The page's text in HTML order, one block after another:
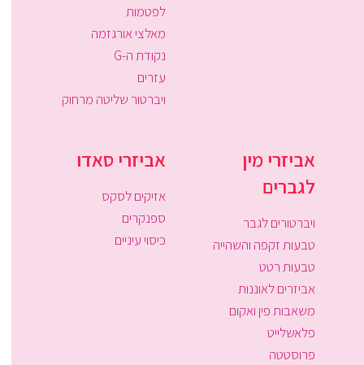
לפטמות
מאלצי אורגזמה
נקודת ה-G
עזרים
ויברטור שליטה מרחוק
אביזרי מין
לגברים
ויברטורים לגבר
טבעות זקפה והשהייה
טבעות רטט
אביזרים לאוננות
משאבות פין ואקום
פלאשלייט
פרוסטטה
אביזרי סאדו
אזיקים לסקס
ספנקרים
כיסוי עיניים